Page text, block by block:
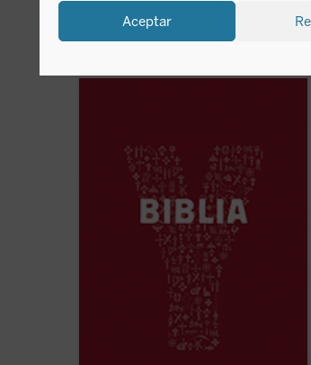
Aceptar
Nuevo Testamento con la que se
recorren los momentos más importantes
de la historia de la salvación.
YouCat Biblia ...(ver ficha)